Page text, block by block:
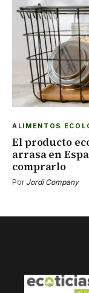
ALIMENTOS
El producto
arrasa en
comprarlo
Por Jordi Company